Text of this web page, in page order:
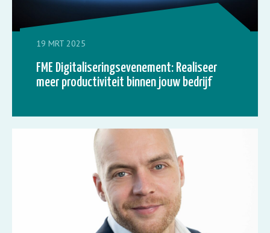
19 MRT 2025
FME Digitaliseringsevenement: Realiseer
meer productiviteit binnen jouw bedrijf